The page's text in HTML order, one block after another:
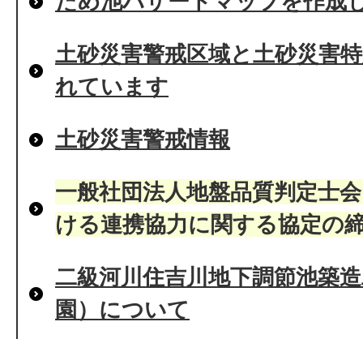
土砂災害警戒区域と土砂災害
れています
土砂災害警戒情報
一般社団法人地盤品質判定士
ける連携協力に関する協定の
二級河川住吉川地下調節池築
園）について